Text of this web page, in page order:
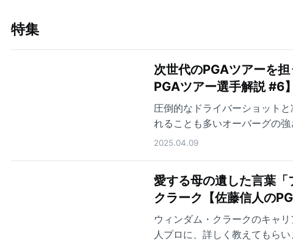
特集
次世代のPGAツアーを
PGAツアー選手解説 #6】
圧倒的なドライバーショット
れることも多いオーバーグの
に詳しく教えてもらいました！
2025.04.09
愛する母の遺した言葉「
クラーク【佐藤信人の
ウィンダム・クラークのキャ
人プロに、詳しく教えてもらい